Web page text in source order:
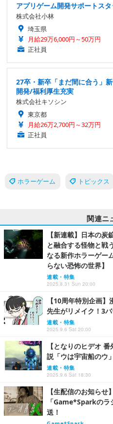
アプリゲーム開発サポートス
株式会社小林
埼玉県
月給29万6,000円～50万円
正社員
27卒・新卒「まだ間に合う」
開発/福利厚生充実
株式会社キソシン
東京都
月給26万2,700円～32万円
正社員
ホラーゲーム トピックス
関連ニ
【新連載】日本の
と融合する怪物と戦
なる新作ホラーゲー
らない恐怖の世界】
連載・特集
2025.8.31 Sun 20:00
【10周年特別企画
先生がリメイク！3
連載・特集
2025.9.6 Sat 20:00
【となりのヒデオ
説「ウは宇宙船のウ
連載・特集
2025.9.6 Sat 18:30
【生配信のお知ら
「Game*Sparkの
送！